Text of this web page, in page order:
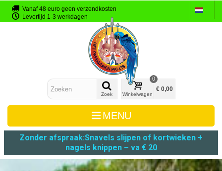
Vanaf 48 euro geen verzendkosten
Levertijd 1-3 werkdagen
Zoek Winkelwagen
0
€ 0,00
MENU
Zonder afspraak:Snavels slijpen of kortwieken +
nagels knippen – va € 20